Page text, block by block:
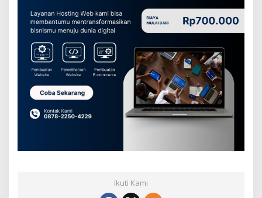
Ikuti Kami